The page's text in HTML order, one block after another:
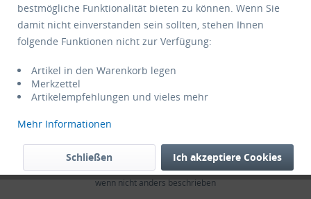
Service Hotline
Shop Service
Informationen
* Alle Preise verstehen sich zzgl. Mehrwertsteuer und
wenn nicht anders beschrieben
bestmögliche Funktionalität bieten zu können. Wenn Sie
damit nicht einverstanden sein sollten, stehen Ihnen
folgende Funktionen nicht zur Verfügung:
Artikel in den Warenkorb legen
Merkzettel
Artikelempfehlungen und vieles mehr
Mehr Informationen
Ich akzeptiere Cookies
Schließen